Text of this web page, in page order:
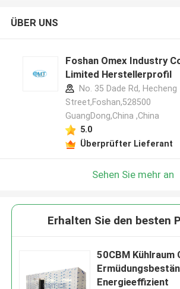
ÜBER UNS
Foshan Omex Industry
Limited Herstellerprofil
No. 35 Dade Rd, Hecheng
Street,Foshan,528500
GuangDong,China ,China
5.0
Überprüfter Lieferant
Sehen Sie mehr an
Erhalten Sie den besten
50CBM
Energieeffizient